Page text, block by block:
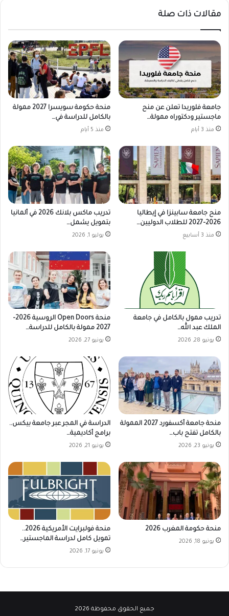
مقالات ذات صلة
جامعة فلوريدا تعلن عن منح
ماجستير ودكتوراه ممولة…
منذ 3 أيام
منحة حكومة سويسرا 2027 ممولة
بالكامل للدراسة في…
منذ 5 أيام
منح جامعة سابينزا في إيطاليا
2026–2027 للطلاب الدوليين…
منذ 3 أسابيع
تدريب ماكس بلانك 2026 في ألمانيا
بتمويل يشمل…
يوليو 1, 2026
تدريب ممول بالكامل في جامعة
الملك عبد الله…
يونيو 28, 2026
منحة Open Doors الروسية 2026–
2027 ممولة بالكامل للدراسة…
يونيو 27, 2026
منحة جامعة أكسفورد 2027 الممولة
بالكامل تفتح باب…
يونيو 23, 2026
الدراسة في المجر عبر جامعة بيكس..
برامج أكاديمية…
يونيو 21, 2026
منحة حكومة المغرب 2026
يونيو 18, 2026
منحة فولبرايت الأمريكية 2026..
تمويل كامل لدراسة الماجستير…
يونيو 17, 2026
جميع الحقوق محفوظة 2026